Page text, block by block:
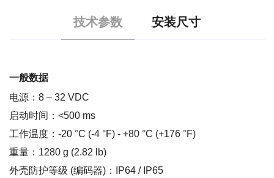
技术参数 安装尺寸
一般数据
电源：8 – 32 VDC
启动时间：<500 ms
工作温度：-20 °C (-4 °F) - +80 °C (+176 °F)
重量：1280 g (2.82 lb)
外壳防护等级 (编码器)：IP64 / IP65